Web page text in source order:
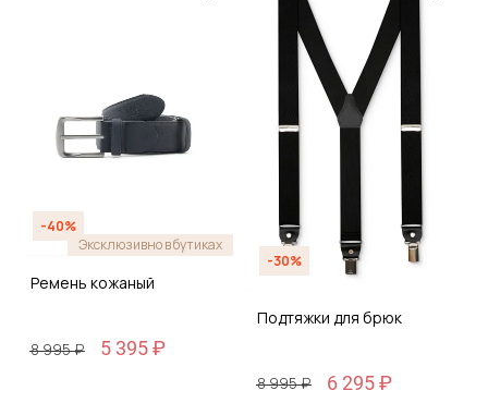
-40%
Эксклюзивно в бутиках
Ремень кожаный
8 995 ₽ 5 395 ₽
-30%
Подтяжки для брюк
8 995 ₽ 6 295 ₽